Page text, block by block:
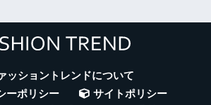
ッショントレンドについて
ーポリシー
サイトポリシー